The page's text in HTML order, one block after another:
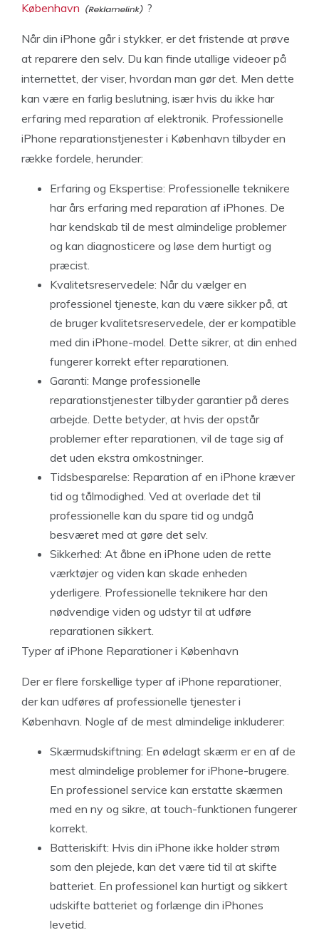
København
?
Når din iPhone går i stykker, er det fristende at prøve
at reparere den selv. Du kan finde utallige videoer på
internettet, der viser, hvordan man gør det. Men dette
kan være en farlig beslutning, især hvis du ikke har
erfaring med reparation af elektronik. Professionelle
iPhone reparationstjenester i København tilbyder en
række fordele, herunder:
Erfaring og Ekspertise: Professionelle teknikere
har års erfaring med reparation af iPhones. De
har kendskab til de mest almindelige problemer
og kan diagnosticere og løse dem hurtigt og
præcist.
Kvalitetsreservedele: Når du vælger en
professionel tjeneste, kan du være sikker på, at
de bruger kvalitetsreservedele, der er kompatible
med din iPhone-model. Dette sikrer, at din enhed
fungerer korrekt efter reparationen.
Garanti: Mange professionelle
reparationstjenester tilbyder garantier på deres
arbejde. Dette betyder, at hvis der opstår
problemer efter reparationen, vil de tage sig af
det uden ekstra omkostninger.
Tidsbesparelse: Reparation af en iPhone kræver
tid og tålmodighed. Ved at overlade det til
professionelle kan du spare tid og undgå
besværet med at gøre det selv.
Sikkerhed: At åbne en iPhone uden de rette
værktøjer og viden kan skade enheden
yderligere. Professionelle teknikere har den
nødvendige viden og udstyr til at udføre
reparationen sikkert.
Typer af iPhone Reparationer i København
Der er flere forskellige typer af iPhone reparationer,
der kan udføres af professionelle tjenester i
København. Nogle af de mest almindelige inkluderer:
Skærmudskiftning: En ødelagt skærm er en af de
mest almindelige problemer for iPhone-brugere.
En professionel service kan erstatte skærmen
med en ny og sikre, at touch-funktionen fungerer
korrekt.
Batteriskift: Hvis din iPhone ikke holder strøm
som den plejede, kan det være tid til at skifte
batteriet. En professionel kan hurtigt og sikkert
udskifte batteriet og forlænge din iPhones
levetid.